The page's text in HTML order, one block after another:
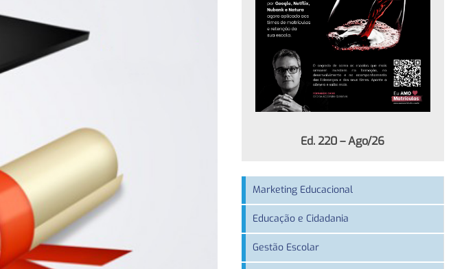
Ed. 220 – Ago/26
Marketing Educacional
Educação e Cidadania
Gestão Escolar